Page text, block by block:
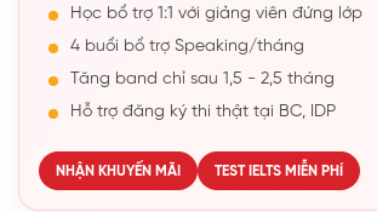
Học bổ trợ 1:1 với giảng viên đứng lớp
4 buổi bổ trợ Speaking/tháng
Tăng band chỉ sau 1,5 - 2,5 tháng
Hỗ trợ đăng ký thi thật tại BC, IDP
NHẬN KHUYẾN MÃI TEST IELTS MIỄN PHÍ